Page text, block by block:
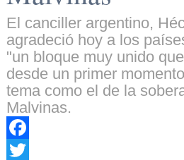
El canciller argentino,
agradeció hoy a los
"un bloque muy unido
desde un primer
tema como el de la
Malvinas.
Facebook